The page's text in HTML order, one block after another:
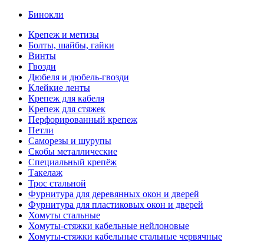
Бинокли
Крепеж и метизы
Болты, шайбы, гайки
Винты
Гвозди
Дюбеля и дюбель-гвозди
Клейкие ленты
Крепеж для кабеля
Крепеж для стяжек
Перфорированный крепеж
Петли
Саморезы и шурупы
Скобы металлические
Специальный крепёж
Такелаж
Трос стальной
Фурнитура для деревянных окон и дверей
Фурнитура для пластиковых окон и дверей
Хомуты стальные
Хомуты-стяжки кабельные нейлоновые
Хомуты-стяжки кабельные стальные червячные